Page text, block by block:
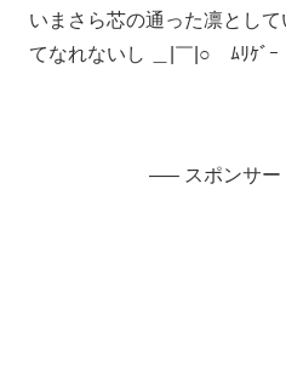
いまさら芯の通った凛とし
てなれないし ＿|￣|○ ﾑﾘｹﾞｰ
—– スポンサ